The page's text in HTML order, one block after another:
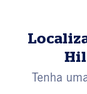
Tenha